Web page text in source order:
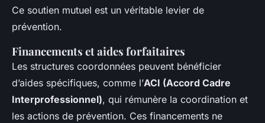
Ce soutien mutuel est un véritable levier de
prévention.
Financements et aides forfaitaires
Les structures coordonnées peuvent bénéficier
d’aides spécifiques, comme l’ACI (Accord Cadre
Interprofessionnel), qui rémunère la coordination et
les actions de prévention. Ces financements ne